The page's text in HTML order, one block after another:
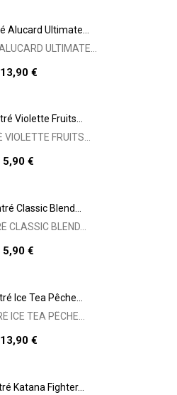
ULTIMATE...
13,90 €
VIOLETTE FRUITS...
5,90 €
CLASSIC BLEND...
5,90 €
ICE TEA PÊCHE...
13,90 €